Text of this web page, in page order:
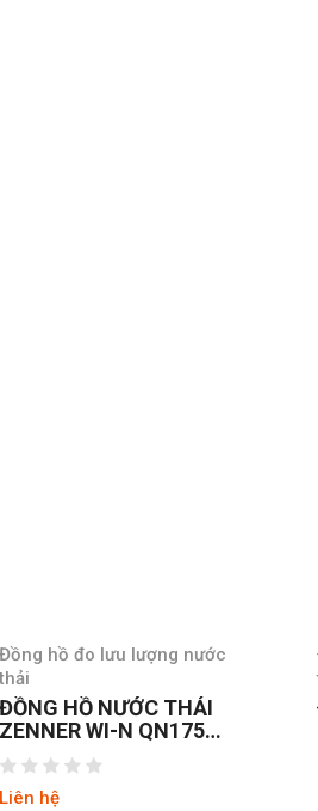
Đồng hồ đo lưu lượng nước
thải
ĐỒNG HỒ NƯỚC THẢI
ZENNER WI-N QN90 DN80
Liên hệ